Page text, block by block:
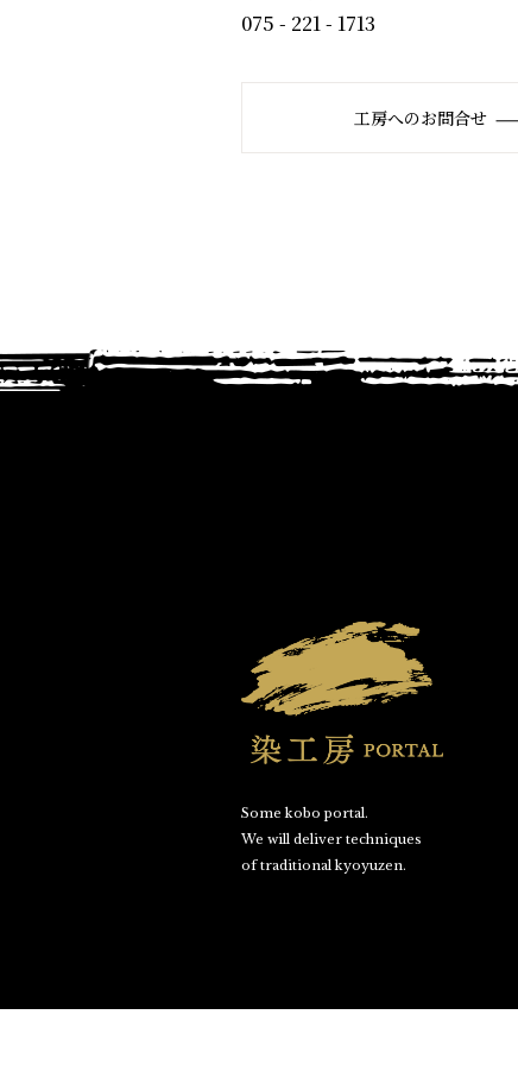
075 - 221 - 1713
工房へのお問合せ
Some kobo portal.
We will deliver techniques
of traditional kyoyuzen.